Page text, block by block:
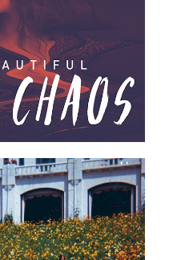
2019-01-25